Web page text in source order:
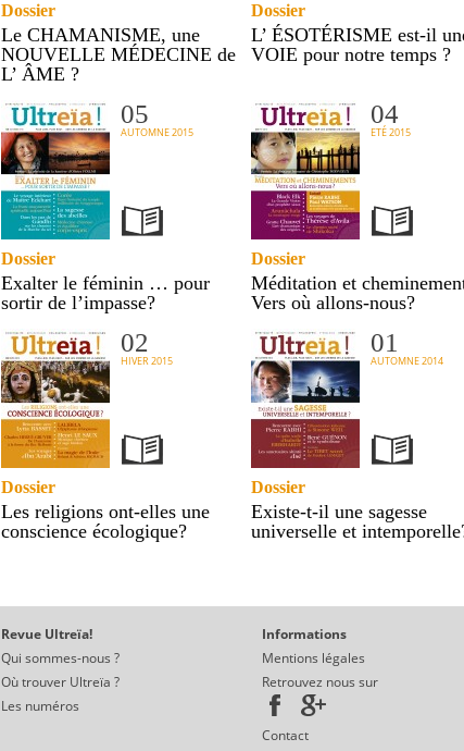
Dossier
Le CHAMANISME, une
NOUVELLE MÉDECINE de
L’ ÂME ?
Dossier
L’ ÉSOTÉRISME est-il
VOIE pour notre temps ?
05
AUTOMNE 2015
Dossier
Exalter le féminin … pour
sortir de l’impasse?
04
ETÉ 2015
Dossier
Méditation et
Vers où allons-nous?
02
HIVER 2015
Dossier
Les religions ont-elles une
conscience écologique?
01
AUTOMNE 2014
Dossier
Existe-t-il une sagesse
universelle et
Revue Ultreïa!
Qui sommes-nous ?
Où trouver Ultreïa ?
Les numéros
Informations
Mentions légales
Retrouvez nous sur
Contact